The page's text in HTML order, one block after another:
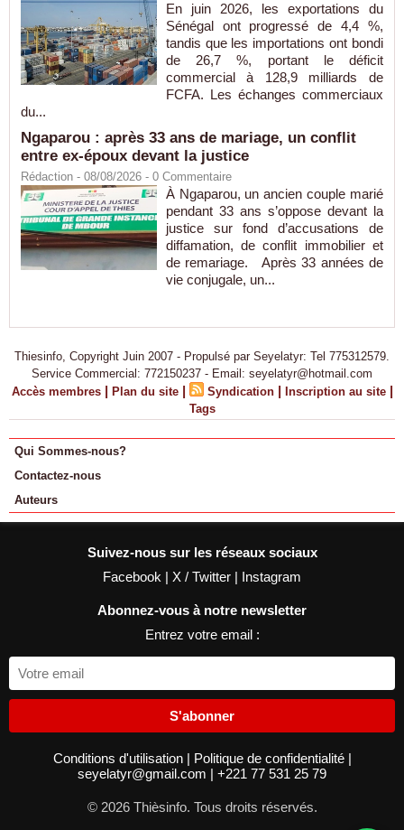
En juin 2026, les exportations du
Sénégal ont progressé de 4,4 %,
tandis que les importations ont bondi
de 26,7 %, portant le déficit
commercial à 128,9 milliards de
FCFA. Les échanges commerciaux
du...
Ngaparou : après 33 ans de mariage, un conflit
entre ex-époux devant la justice
Rédaction - 08/08/2026 - 0 Commentaire
À Ngaparou, un ancien couple marié
pendant 33 ans s’oppose devant la
justice sur fond d’accusations de
diffamation, de conflit immobilier et
de remariage. Après 33 années de
vie conjugale, un...
Thiesinfo, Copyright Juin 2007 - Propulsé par Seyelatyr: Tel 775312579.
Service Commercial: 772150237 - Email: seyelatyr@hotmail.com
Accès membres | Plan du site | Syndication | Inscription au site |
Tags
Qui Sommes-nous?
Contactez-nous
Auteurs
Suivez-nous sur les réseaux sociaux
Facebook | X / Twitter | Instagram
Abonnez-vous à notre newsletter
Entrez votre email :
S'abonner
Conditions d'utilisation | Politique de confidentialité |
seyelatyr@gmail.com | +221 77 531 25 79
© 2026 Thièsinfo. Tous droits réservés.